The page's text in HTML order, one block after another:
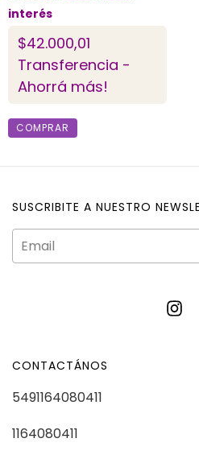
$42.000,01
Transferencia -
Ahorrá más!
COMPRAR
SUSCRIBITE A NUESTRO
CONTACTÁNOS
5491164080411
1164080411